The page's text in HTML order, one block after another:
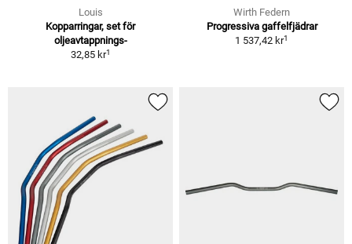
Louis
Kopparringar, set för
oljeavtappnings-
32,85 kr1
Wirth Federn
Progressiva gaffelfjädrar
1 537,42 kr1